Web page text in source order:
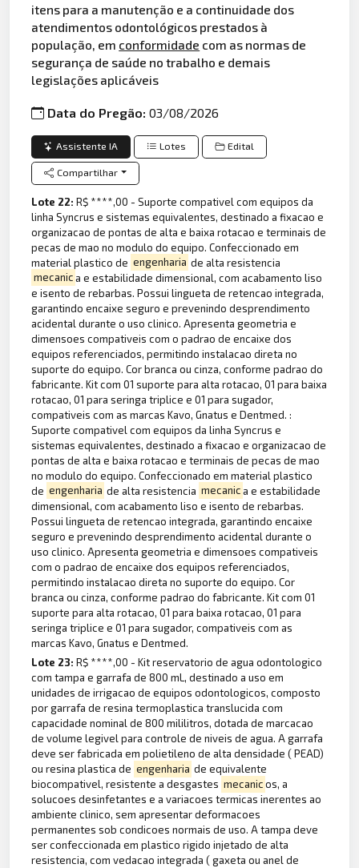
itens para a manutenção e a continuidade dos
atendimentos odontológicos prestados à
população, em conformidade com as normas de
segurança de saúde no trabalho e demais
legislações aplicáveis
Data do Pregão:03/08/2026
Assistente IA Lotes Edital
Compartilhar
Lote 22:R$ ****,00 - Suporte compativel com equipos da
linha Syncrus e sistemas equivalentes, destinado a fixacao e
organizacao de pontas de alta e baixa rotacao e terminais de
pecas de mao no modulo do equipo. Confeccionado em
material plastico de engenharia de alta resistencia
mecanica e estabilidade dimensional, com acabamento liso
e isento de rebarbas. Possui lingueta de retencao integrada,
garantindo encaixe seguro e prevenindo desprendimento
acidental durante o uso clinico. Apresenta geometria e
dimensoes compativeis com o padrao de encaixe dos
equipos referenciados, permitindo instalacao direta no
suporte do equipo. Cor branca ou cinza, conforme padrao do
fabricante. Kit com 01 suporte para alta rotacao, 01 para baixa
rotacao, 01 para seringa triplice e 01 para sugador,
compativeis com as marcas Kavo, Gnatus e Dentmed. :
Suporte compativel com equipos da linha Syncrus e
sistemas equivalentes, destinado a fixacao e organizacao de
pontas de alta e baixa rotacao e terminais de pecas de mao
no modulo do equipo. Confeccionado em material plastico
de engenharia de alta resistencia mecanica e estabilidade
dimensional, com acabamento liso e isento de rebarbas.
Possui lingueta de retencao integrada, garantindo encaixe
seguro e prevenindo desprendimento acidental durante o
uso clinico. Apresenta geometria e dimensoes compativeis
com o padrao de encaixe dos equipos referenciados,
permitindo instalacao direta no suporte do equipo. Cor
branca ou cinza, conforme padrao do fabricante. Kit com 01
suporte para alta rotacao, 01 para baixa rotacao, 01 para
seringa triplice e 01 para sugador, compativeis com as
marcas Kavo, Gnatus e Dentmed.
Lote 23:R$ ****,00 - Kit reservatorio de agua odontologico
com tampa e garrafa de 800 mL, destinado a uso em
unidades de irrigacao de equipos odontologicos, composto
por garrafa de resina termoplastica translucida com
capacidade nominal de 800 mililitros, dotada de marcacao
de volume legivel para controle de niveis de agua. A garrafa
deve ser fabricada em polietileno de alta densidade ( PEAD)
ou resina plastica de engenharia de equivalente
biocompativel, resistente a desgastes mecanicos, a
solucoes desinfetantes e a variacoes termicas inerentes ao
ambiente clinico, sem apresentar deformacoes
permanentes sob condicoes normais de uso. A tampa deve
ser confeccionada em plastico rigido injetado de alta
resistencia, com vedacao integrada ( gaxeta ou anel de